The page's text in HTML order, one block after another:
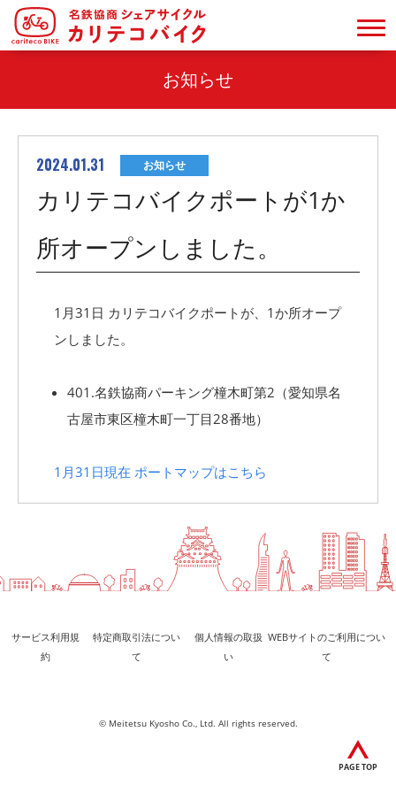
お知らせ
2024.01.31 お知らせ
カリテコバイクポートが1か
所オープンしました。
1月31日 カリテコバイクポートが、1か所オープ
ンしました。
401.名鉄協商パーキング橦木町第2（愛知県名
古屋市東区橦木町一丁目28番地）
1月31日現在 ポートマップはこちら
サービス利用規
約
特定商取引法につい
て
個人情報の取扱
い
WEBサイトのご利用につい
て
© Meitetsu Kyosho Co., Ltd. All rights reserved.
PAGE TOP